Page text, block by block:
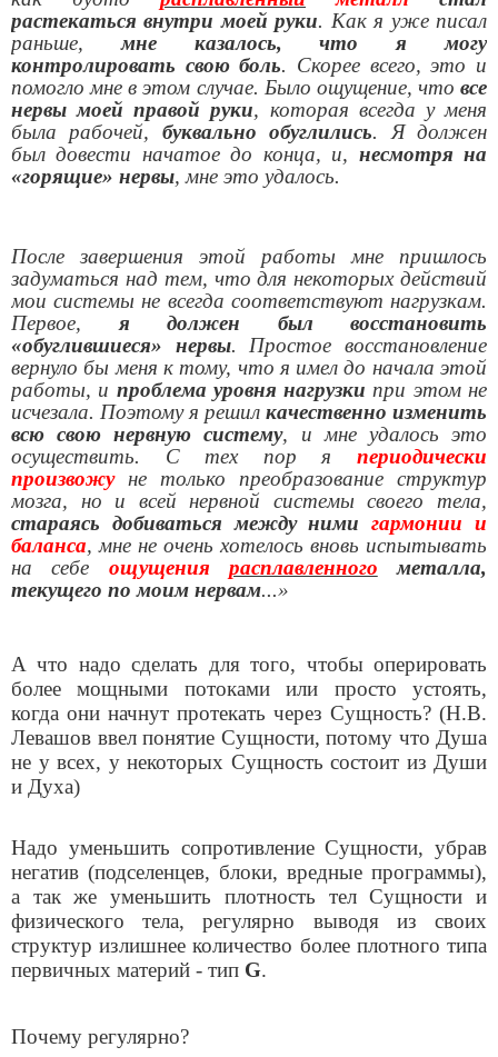
растекаться внутри моей руки. Как я уже писал
раньше,мне казалось, что я могу
контролировать свою боль. Скорее всего, это и
помогло мне в этом случае. Было ощущение, что все
нервы моей правой руки, которая всегда у меня
была рабочей, буквально обуглились. Я должен
был довести начатое до конца, и, несмотря на
«горящие» нервы, мне это удалось.
После завершения этой работы мне пришлось
задуматься над тем, что для некоторых действий
мои системы не всегда соответствуют нагрузкам.
Первое, я должен был восстановить
«обуглившиеся» нервы. Простое восстановление
вернуло бы меня к тому, что я имел до начала этой
работы, и проблема уровня нагрузки при этом не
исчезала. Поэтому я решил качественно изменить
всю свою нервную систему, и мне удалось это
осуществить. С тех пор я периодически
произвожу
не только преобразование структур
мозга, но и всей нервной системы своего тела,
стараясь добиваться между нимигармонии и
баланса, мне не очень хотелось вновь испытывать
на себе ощущения расплавленного металла,
текущего по моим нервам...»
А что надо сделать для того, чтобы оперировать
более мощными потоками или просто устоять,
когда они начнут протекать через Сущность? (Н.В.
Левашов ввел понятие Сущности, потому что Душа
не у всех, у некоторых Сущность состоит из Души
и Духа)
Надо уменьшить сопротивление Сущности, убрав
негатив (подселенцев, блоки, вредные программы),
а так же уменьшить плотность тел Сущности и
физического тела, регулярно выводя из своих
структур излишнее количество более плотного типа
первичных материй - тип G.
Почему регулярно?